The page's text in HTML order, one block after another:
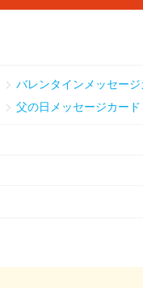
> バレンタインメッセージ
> 父の日メッセージカード